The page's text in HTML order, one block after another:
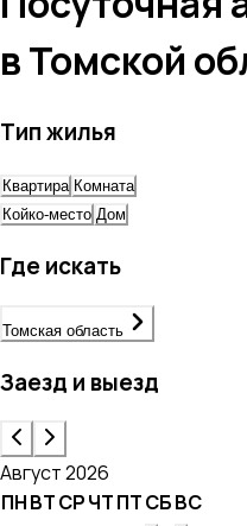
в Томской
Тип жилья
Квартира Комната
Койко-место Дом
Где искать
Томская область
Заезд и выезд
Август 2026
ПНВТСРЧТПТСБВС